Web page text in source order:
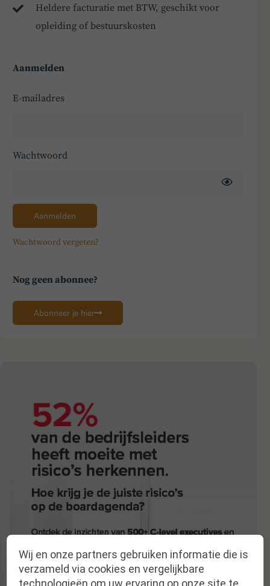
Heldere facturatie met BTW, geschikt voor
opleiding of bestuurskosten
Aanmelden
E-mailadres
Wachtwoord
Aanmelden
Wachtwoord vergeten?
Nog geen abonnee?
Abonneer je hier
Wij en onze partners gebruiken informatie die is
verzameld via cookies en vergelijkbare
technologieën om uw ervaring op onze site te